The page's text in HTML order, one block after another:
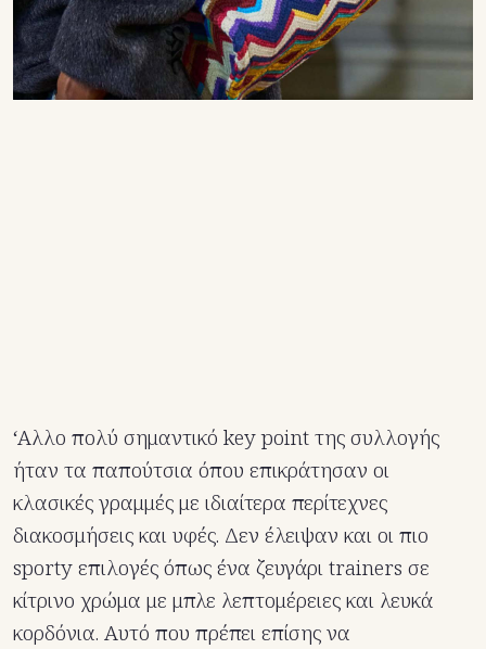
‘Αλλο πολύ σημαντικό key point της συλλογής
ήταν τα παπούτσια όπου επικράτησαν οι
κλασικές γραμμές με ιδιαίτερα περίτεχνες
διακοσμήσεις και υφές. Δεν έλειψαν και οι πιο
sporty επιλογές όπως ένα ζευγάρι trainers σε
κίτρινο χρώμα με μπλε λεπτομέρειες και λευκά
κορδόνια. Αυτό που πρέπει επίσης να